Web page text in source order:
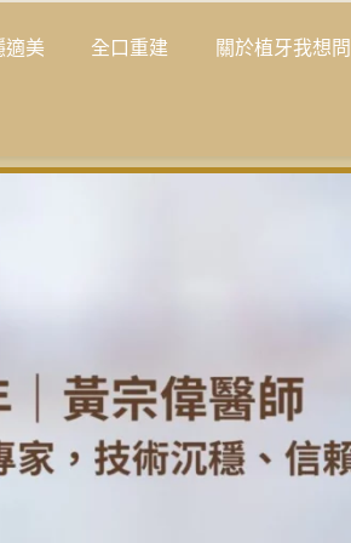
適美 全口重建 關於植牙我想問